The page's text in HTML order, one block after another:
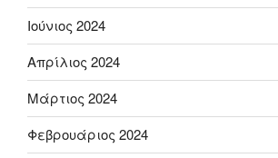
Ιούνιος 2024
Απρίλιος 2024
Μάρτιος 2024
Φεβρουάριος 2024